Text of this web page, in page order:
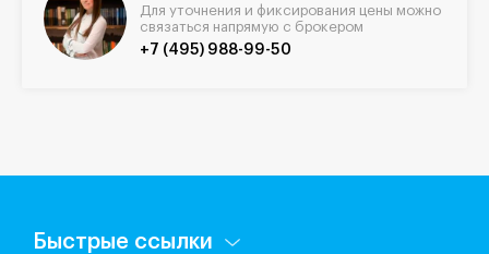
Для уточнения и фиксирования цены можно
связаться напрямую с брокером
+7 (495) 988-99-50
Быстрые ссылки